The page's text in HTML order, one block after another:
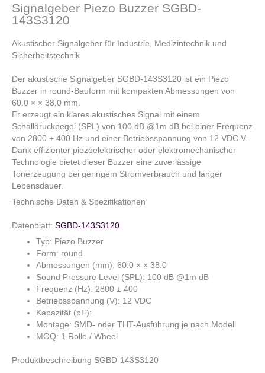
Signalgeber Piezo Buzzer SGBD-
143S3120
Akustischer Signalgeber für Industrie, Medizintechnik und
Sicherheitstechnik
Der akustische Signalgeber SGBD-143S3120 ist ein Piezo
Buzzer in round-Bauform mit kompakten Abmessungen von
60.0 × × 38.0 mm.
Er erzeugt ein klares akustisches Signal mit einem
Schalldruckpegel (SPL) von 100 dB @1m dB bei einer Frequenz
von 2800 ± 400 Hz und einer Betriebsspannung von 12 VDC V.
Dank effizienter piezoelektrischer oder elektromechanischer
Technologie bietet dieser Buzzer eine zuverlässige
Tonerzeugung bei geringem Stromverbrauch und langer
Lebensdauer.
Technische Daten & Spezifikationen
Datenblatt: SGBD-143S3120
Typ: Piezo Buzzer
Form: round
Abmessungen (mm): 60.0 × × 38.0
Sound Pressure Level (SPL): 100 dB @1m dB
Frequenz (Hz): 2800 ± 400
Betriebsspannung (V): 12 VDC
Kapazität (pF):
Montage: SMD- oder THT-Ausführung je nach Modell
MOQ: 1 Rolle / Wheel
Produktbeschreibung SGBD-143S3120